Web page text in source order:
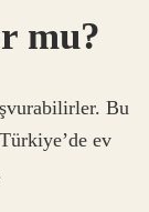
mu?
Bu
ev